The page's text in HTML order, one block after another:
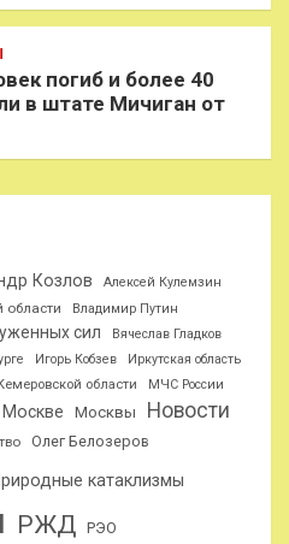
погиб и более 40
в штате Мичиган от
Козлов
Алексей Кулемзин
области Владимир Путин
сил
Вячеслав Гладков
Игорь Кобзев Иркутская область
области
МЧС России
Москве Москвы
Новости
Олег Белозеров
катаклизмы
РЖД РЭО